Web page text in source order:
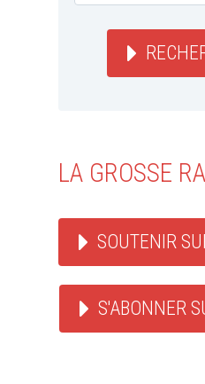
LA GROSSE
SOUTENIR
S'ABONNER